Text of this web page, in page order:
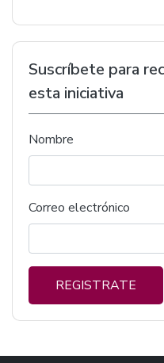
Suscríbete para
esta iniciativa
Nombre
Correo electrónico
REGISTRATE